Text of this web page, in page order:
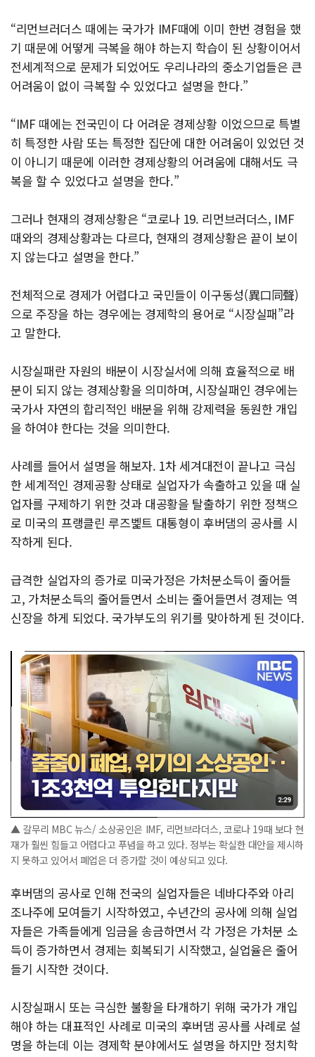
“리먼브러더스 때에는 국가가 IMF때에 이미 한번 경험을 했
기 때문에 어떻게 극복을 해야 하는지 학습이 된 상황이어서
전세계적으로 문제가 되었어도 우리나라의 중소기업들은 큰
어려움이 없이 극복할 수 있었다고 설명을 한다.”
“IMF 때에는 전국민이 다 어려운 경제상황 이었으므로 특별
히 특정한 사람 또는 특정한 집단에 대한 어려움이 있었던 것
이 아니기 때문에 이러한 경제상황의 어려움에 대해서도 극
복을 할 수 있었다고 설명을 한다.”
그러나 현재의 경제상황은 “코로나 19. 리먼브러더스, IMF
때와의 경제상황과는 다르다, 현재의 경제상황은 끝이 보이
지 않는다고 설명을 한다.”
전체적으로 경제가 어렵다고 국민들이 이구동성(異口同聲)
으로 주장을 하는 경우에는 경제학의 용어로 “시장실패”라
고 말한다.
시장실패란 자원의 배분이 시장실서에 의해 효율적으로 배
분이 되지 않는 경제상황을 의미하며, 시장실패인 경우에는
국가사 자연의 합리적인 배분을 위해 강제력을 동원한 개입
을 하여야 한다는 것을 의미한다.
사례를 들어서 설명을 해보자. 1차 세겨대전이 끝나고 극심
한 세계적인 경제공황 상태로 실업자가 속출하고 있을 때 실
업자를 구제하기 위한 것과 대공황을 탈출하기 위한 정책으
로 미국의 프랭클린 루즈벭트 대통형이 후버댐의 공사를 시
작하게 된다.
급격한 실업자의 증가로 미국가정은 가처분소득이 줄어들
고, 가처분소득의 줄어들면서 소비는 줄어들면서 경제는 역
신장을 하게 되었다. 국가부도의 위기를 맞아하게 된 것이다.
▲ 갈무리 MBC 뉴스/ 소상공인은 IMF, 리먼브라더스, 코로나 19때 보다 현
재가 훨씬 힘들고 어렵다고 푸념을 하고 있다. 정부는 확실한 대안을 제시하
지 못하고 있어서 폐업은 더 증가할 것이 예상되고 있다.
후버댐의 공사로 인해 전국의 실업자들은 네바다주와 아리
조나주에 모여들기 시작하였고, 수년간의 공사에 의해 실업
자들은 가족들에게 임금을 송금하면서 각 가정은 가처분 소
득이 증가하면서 경제는 회복되기 시작했고, 실업율은 줄어
들기 시작한 것이다.
시장실패시 또는 극심한 불황을 타개하기 위해 국가가 개입
해야 하는 대표적인 사례로 미국의 후버댐 공사를 사례로 설
명을 하는데 이는 경제학 분야에서도 설명을 하지만 정치학